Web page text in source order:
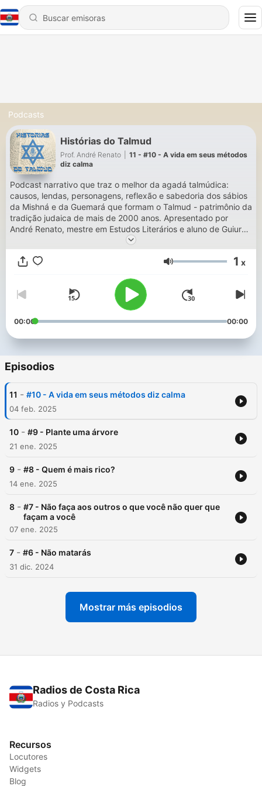
Podcasts
Histórias do Talmud
Prof. André Renato
11 - #10 - A vida em seus métodos
diz calma
Podcast narrativo que traz o melhor da agadá talmúdica:
causos, lendas, personagens, reflexão e sabedoria dos sábios
da Mishná e da Guemará que formam o Talmud - patrimônio da
tradição judaica de mais de 2000 anos. Apresentado por
André Renato, mestre em Estudos Literários e aluno de Guiur
(conversão ao Judaísmo). Episódios novos às terças-feiras,
quinzenalmente. Vamos conversar? hatalmidhatov@gmail.com
Volumen 1 x
00:00 00:00
Episodios
11 - #10 - A vida em seus métodos diz calma
04 feb. 2025
10 - #9 - Plante uma árvore
21 ene. 2025
9 - #8 - Quem é mais rico?
14 ene. 2025
8 - #7 - Não faça aos outros o que você não quer que
façam a você
07 ene. 2025
7 - #6 - Não matarás
31 dic. 2024
Mostrar más episodios
Radios de Costa Rica
Radios y Podcasts
Recursos
Locutores
Widgets
Blog